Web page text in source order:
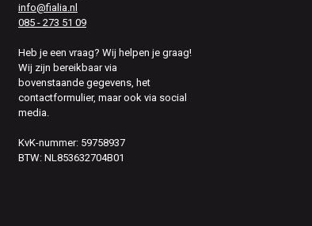
info@fialia.nl
085 - 273 51 09
Heb je een vraag? Wij helpen je graag!
Wij zijn bereikbaar via
bovenstaande gegevens, het
contactformulier, maar ook via social
media.
KvK-nummer: 59758937
BTW: NL853632704B01